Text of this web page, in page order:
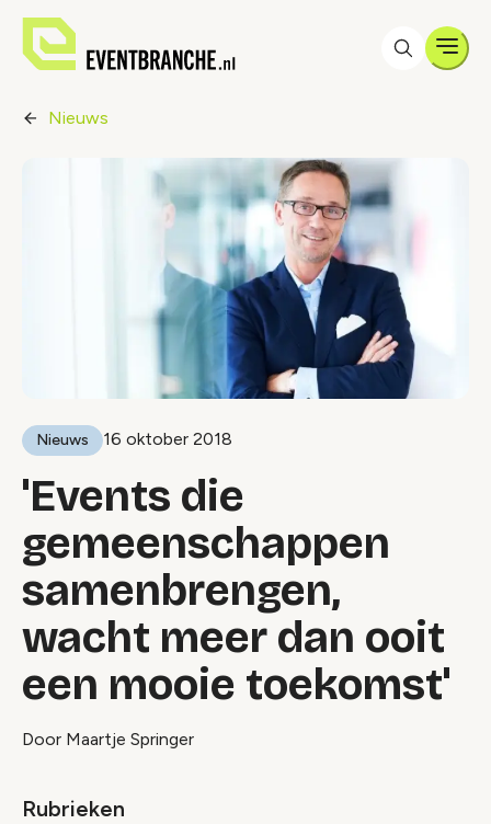
Nieuws
Nieuws 16 oktober 2018
'Events die
gemeenschappen
samenbrengen,
wacht meer dan ooit
een mooie toekomst'
Door Maartje Springer
Rubrieken